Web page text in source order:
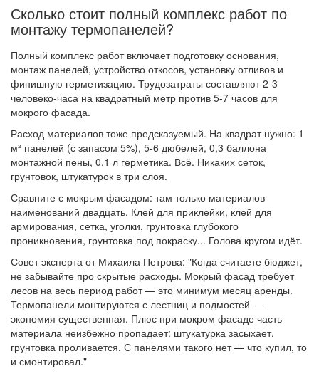
Сколько стоит полный комплекс работ по
монтажу термопанелей?
Полный комплекс работ включает подготовку основания,
монтаж панелей, устройство откосов, установку отливов и
финишную герметизацию. Трудозатраты составляют 2-3
человеко-часа на квадратный метр против 5-7 часов для
мокрого фасада.
Расход материалов тоже предсказуемый. На квадрат нужно: 1
м² панелей (с запасом 5%), 5-6 дюбелей, 0,3 баллона
монтажной пены, 0,1 л герметика. Всё. Никаких сеток,
грунтовок, штукатурок в три слоя.
Сравните с мокрым фасадом: там только материалов
наименований двадцать. Клей для приклейки, клей для
армирования, сетка, уголки, грунтовка глубокого
проникновения, грунтовка под покраску... Голова кругом идёт.
Совет эксперта от Михаила Петрова: "Когда считаете бюджет,
не забывайте про скрытые расходы. Мокрый фасад требует
лесов на весь период работ — это минимум месяц аренды.
Термопанели монтируются с лестниц и подмостей —
экономия существенная. Плюс при мокром фасаде часть
материала неизбежно пропадает: штукатурка засыхает,
грунтовка проливается. С панелями такого нет — что купил, то
и смонтировал."